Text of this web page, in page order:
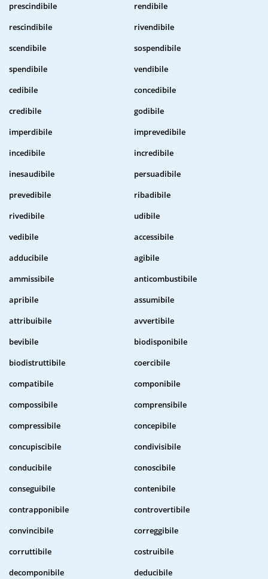
prescindibile
rendibile
rescindibile
rivendibile
scendibile
sospendibile
spendibile
vendibile
cedibile
concedibile
credibile
godibile
imperdibile
imprevedibile
incedibile
incredibile
inesaudibile
persuadibile
prevedibile
ribadibile
rivedibile
udibile
vedibile
accessibile
adducibile
agibile
ammissibile
anticombustibile
apribile
assumibile
attribuibile
avvertibile
bevibile
biodisponibile
biodistruttibile
coercibile
compatibile
componibile
compossibile
comprensibile
compressibile
concepibile
concupiscibile
condivisibile
conducibile
conoscibile
conseguibile
contenibile
contrapponibile
controvertibile
convincibile
correggibile
corruttibile
costruibile
decomponibile
deducibile